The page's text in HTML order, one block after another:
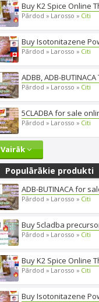
Pārdod » Larosso » Citi
Pārdod » Larosso » Citi
Pārdod » Larosso » Citi
Pārdod » Larosso » Citi
Vairāk
Populārākie produkti
Pārdod » Larosso » Citi
Pārdod » Larosso » Citi
Pārdod » Larosso » Citi